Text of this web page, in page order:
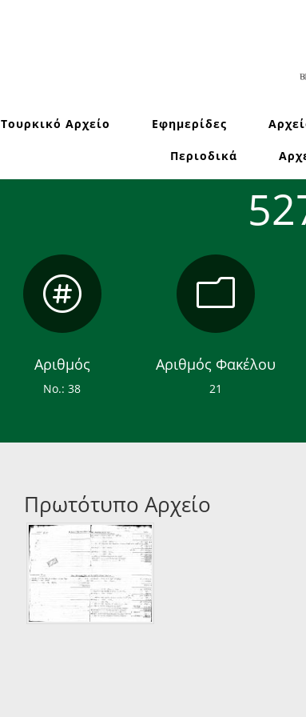
Τουρκικό Αρχείο Εφημερίδες
Περιοδικά

Αριθμός
Νο.: 38
m
Αριθμός Φακέλου
21
Πρωτότυπο Αρχείο